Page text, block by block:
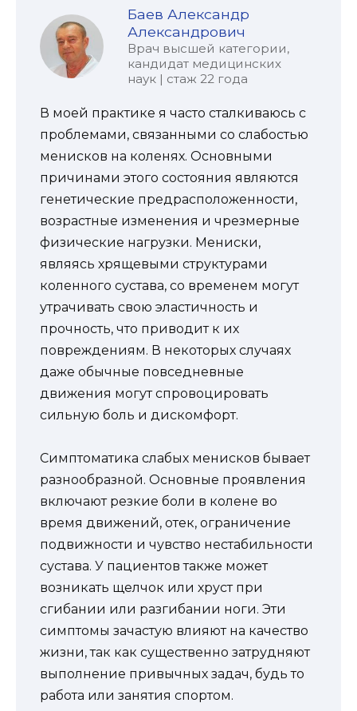
Баев Александр
Александрович
Врач высшей категории,
кандидат медицинских
наук | стаж 22 года
В моей практике я часто сталкиваюсь с
проблемами, связанными со слабостью
менисков на коленях. Основными
причинами этого состояния являются
генетические предрасположенности,
возрастные изменения и чрезмерные
физические нагрузки. Мениски,
являясь хрящевыми структурами
коленного сустава, со временем могут
утрачивать свою эластичность и
прочность, что приводит к их
повреждениям. В некоторых случаях
даже обычные повседневные
движения могут спровоцировать
сильную боль и дискомфорт.
Симптоматика слабых менисков бывает
разнообразной. Основные проявления
включают резкие боли в колене во
время движений, отек, ограничение
подвижности и чувство нестабильности
сустава. У пациентов также может
возникать щелчок или хруст при
сгибании или разгибании ноги. Эти
симптомы зачастую влияют на качество
жизни, так как существенно затрудняют
выполнение привычных задач, будь то
работа или занятия спортом.